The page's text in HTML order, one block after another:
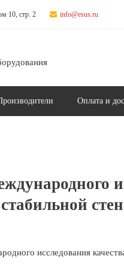
10, стр. 2 info@esus.ru
Оплата и
исследования